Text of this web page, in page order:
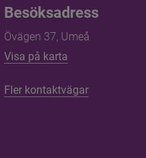
Besöksadress
Övägen 37, Umeå
Visa på karta
Fler kontaktvägar